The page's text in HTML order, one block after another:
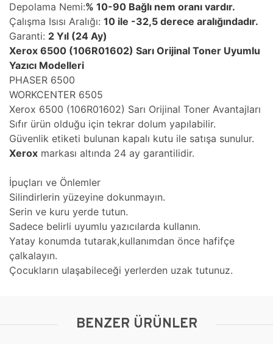
Depolama Nemi:% 10-90 Bağlı nem oranı vardır.
Çalışma Isısı Aralığı: 10 ile -32,5 derece aralığındadır.
Garanti: 2 Yıl (24 Ay)
Xerox 6500 (106R01602) Sarı Orijinal Toner Uyumlu
Yazıcı Modelleri
PHASER 6500
WORKCENTER 6505
Xerox 6500 (106R01602) Sarı Orijinal Toner Avantajları
Sıfır ürün olduğu için tekrar dolum yapılabilir.
Güvenlik etiketi bulunan kapalı kutu ile satışa sunulur.
Xerox markası altında 24 ay garantilidir.
İpuçları ve Önlemler
Silindirlerin yüzeyine dokunmayın.
Serin ve kuru yerde tutun.
Sadece belirli uyumlu yazıcılarda kullanın.
Yatay konumda tutarak,kullanımdan önce hafifçe
çalkalayın.
Çocukların ulaşabileceği yerlerden uzak tutunuz.
BENZER ÜRÜNLER